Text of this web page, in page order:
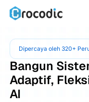
Dipercaya oleh 320+
Bangun
Adaptif,
AI